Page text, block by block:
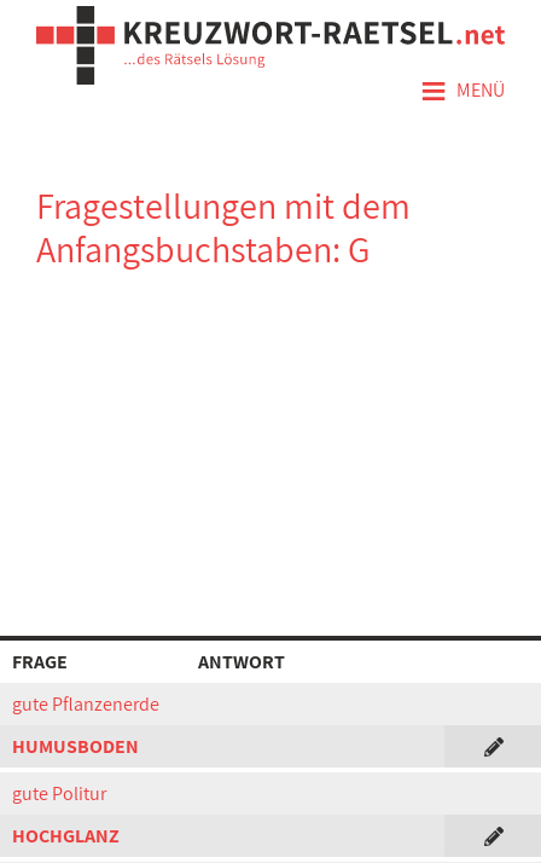
≡ MENÜ
Fragestellungen mit dem
Anfangsbuchstaben: G
FRAGE
ANTWORT
gute Pflanzenerde
HUMUSBODEN
gute Politur
HOCHGLANZ